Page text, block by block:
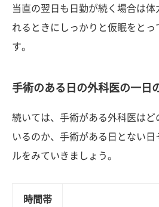
当直の翌日も日勤が続く場合は体
れるときにしっかりと仮眠をとっ
す。
手術のある日の外科医の一日
続いては、手術がある外科医はど
いるのか、手術がある日とない
ルをみていきましょう。
時間帯